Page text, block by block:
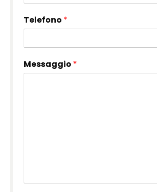
Telefono *
Messaggio *